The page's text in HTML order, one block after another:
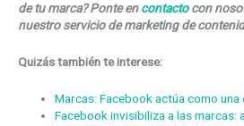
de tu marca? Ponte encontactocon
nuestro servicio de marketing de
Quizás también te interese:
Marcas: Facebook actúa como
Facebook invisibiliza a las marcas: